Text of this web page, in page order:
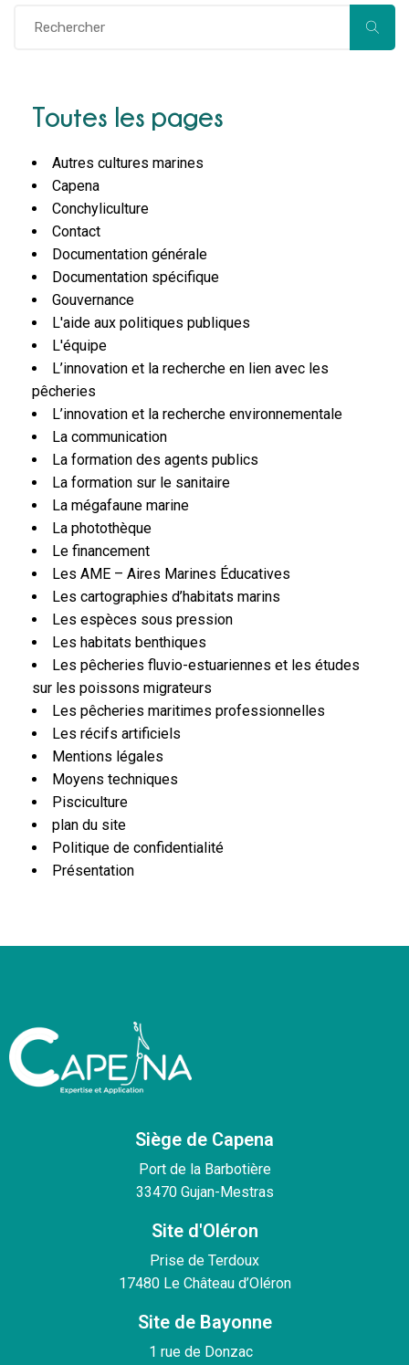
Toutes les pages
Autres cultures marines
Capena
Conchyliculture
Contact
Documentation générale
Documentation spécifique
Gouvernance
L'aide aux politiques publiques
L'équipe
L’innovation et la recherche en lien avec les
pêcheries
L’innovation et la recherche environnementale
La communication
La formation des agents publics
La formation sur le sanitaire
La mégafaune marine
La photothèque
Le financement
Les AME – Aires Marines Éducatives
Les cartographies d’habitats marins
Les espèces sous pression
Les habitats benthiques
Les pêcheries fluvio-estuariennes et les études
sur les poissons migrateurs
Les pêcheries maritimes professionnelles
Les récifs artificiels
Mentions légales
Moyens techniques
Pisciculture
plan du site
Politique de confidentialité
Présentation
Siège de Capena
Port de la Barbotière
33470 Gujan-Mestras
Site d'Oléron
Prise de Terdoux
17480 Le Château d’Oléron
Site de Bayonne
1 rue de Donzac